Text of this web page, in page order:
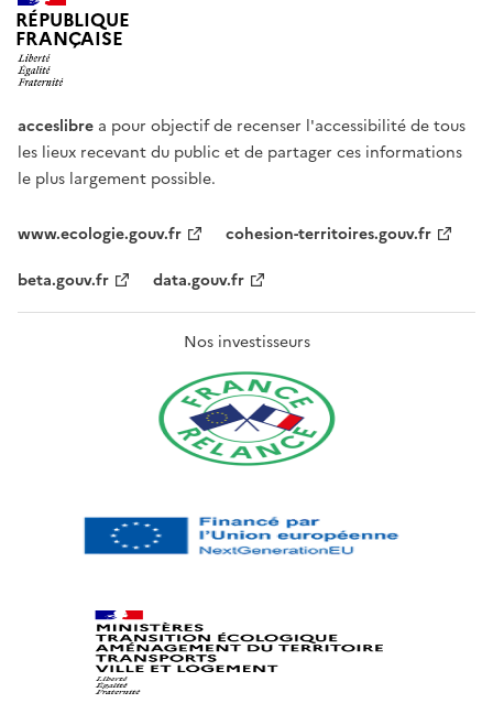
RÉPUBLIQUE
FRANÇAISE
acceslibre a pour objectif de recenser l'accessibilité de tous
les lieux recevant du public et de partager ces informations
le plus largement possible.
www.ecologie.gouv.fr
cohesion-territoires.gouv.fr
beta.gouv.fr
data.gouv.fr
Nos investisseurs